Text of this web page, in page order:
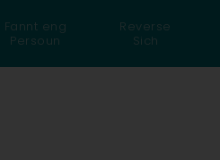
Fannt eng
Persoun
Reverse
Sich